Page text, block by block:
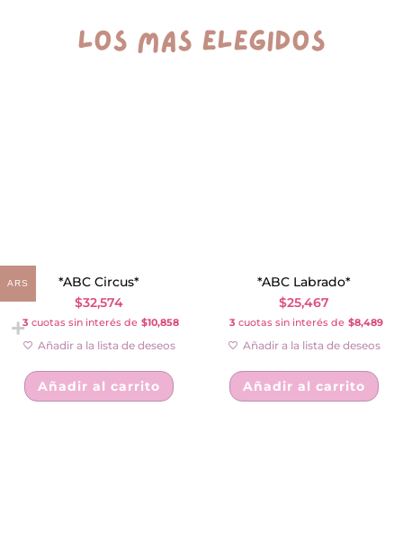
los más elegidos
*ABC Circus*
$32,574
3 cuotas sin interés de $10,858
Añadir a la lista de deseos
Añadir al carrito
*ABC Labrado*
$25,467
3 cuotas sin interés de $8,489
Añadir a la lista de deseos
Añadir al carrito
ARS